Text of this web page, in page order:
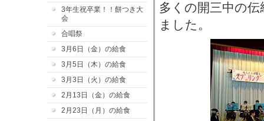
3年生祝卒業！！餅つき大
会
合唱祭
3月6日（金）の給食
3月5日（木）の給食
3月3日（火）の給食
2月13日（金）の給食
2月23日（月）の給食
多くの開三中の
ました。